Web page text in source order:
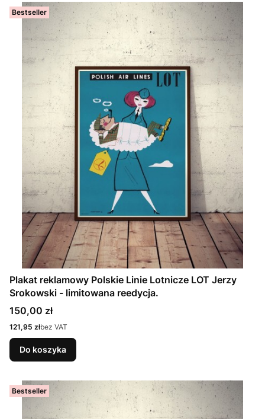
Bestseller
Plakat reklamowy Polskie Linie Lotnicze LOT Jerzy
Srokowski - limitowana reedycja.
Cena
150,00 zł
Cena
121,95 złbez VAT
Do koszyka
Bestseller